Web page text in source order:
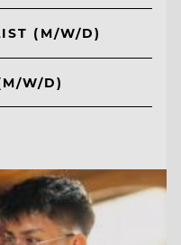
(M/W/D)
W/D)